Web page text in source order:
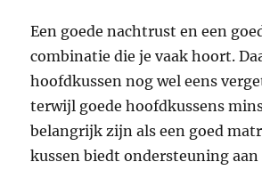
Een goede nachtrust en een
combinatie die je vaak hoort.
hoofdkussen nog wel eens
terwijl goede hoofdkussens
belangrijk zijn als een goed
kussen biedt ondersteuning aan